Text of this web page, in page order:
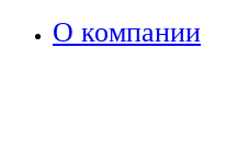
О компании